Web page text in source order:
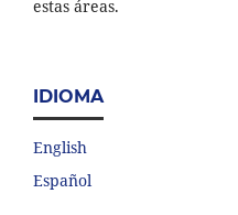
estas áreas.
IDIOMA
English
Español